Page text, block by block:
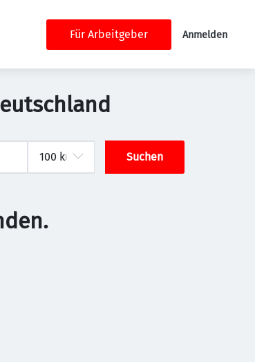
Für Arbeitgeber Anmelden
Suchen